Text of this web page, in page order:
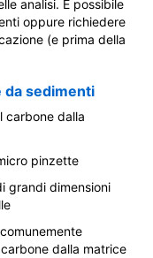
analisi. È possibile
oppure richiedere
(e prima della
da sedimenti
carbone dalla
pinzette
grandi dimensioni
dalla matrice